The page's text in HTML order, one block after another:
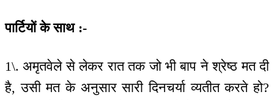
पार्टियों के साथ :-
1\. अमृतवेले से लेकर रात तक जो भी बाप ने श्रेष्ठ मत दी
है, उसी मत के अनुसार सारी दिनचर्या व्यतीत करते हो?